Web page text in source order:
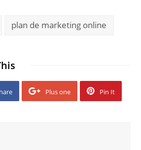
plan de marketing online
Plus one Pin It